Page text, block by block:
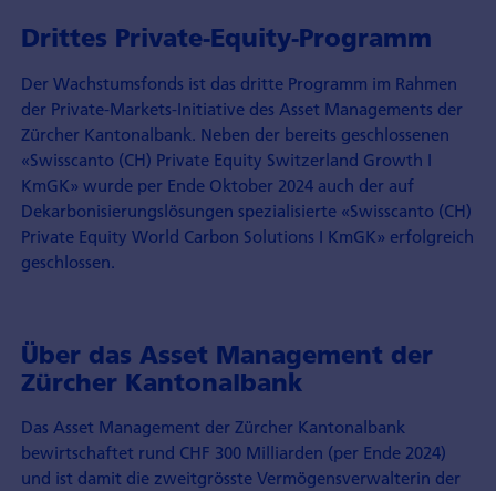
Drittes Private-Equity-Programm
Der Wachstumsfonds ist das dritte Programm im Rahmen
der Private-Markets-Initiative des Asset Managements der
Zürcher Kantonalbank. Neben der bereits geschlossenen
«Swisscanto (CH) Private Equity Switzerland Growth I
KmGK» wurde per Ende Oktober 2024 auch der auf
Dekarbonisierungslösungen spezialisierte «Swisscanto (CH)
Private Equity World Carbon Solutions I KmGK» erfolgreich
geschlossen.
Über das Asset Management der
Zürcher Kantonalbank
Das Asset Management der Zürcher Kantonalbank
bewirtschaftet rund CHF 300 Milliarden (per Ende 2024)
und ist damit die zweitgrösste Vermögensverwalterin der